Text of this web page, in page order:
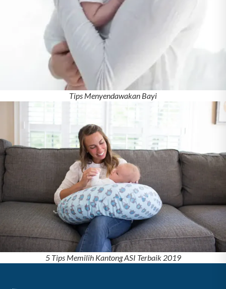
Tips Menyendawakan Bayi
5 Tips Memilih Kantong ASI Terbaik 2019